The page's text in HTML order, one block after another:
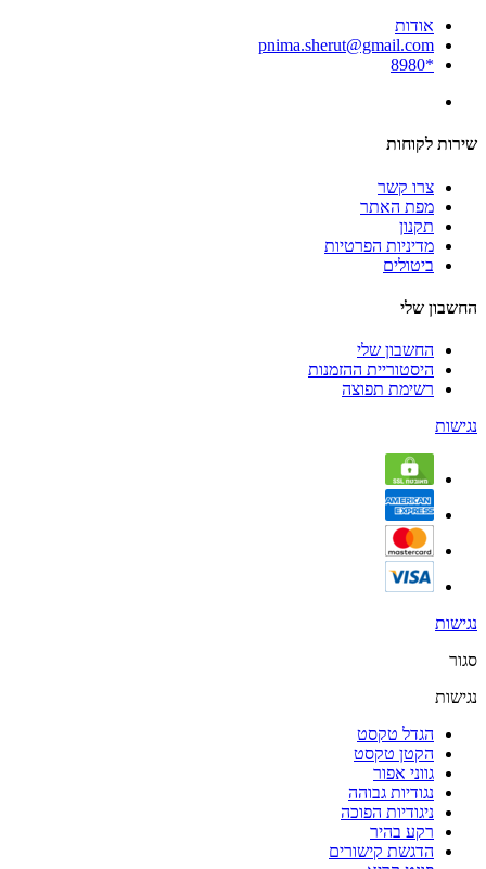
אודות
pnima.sherut@gmail.com
*8980
שירות לקוחות
צרו קשר
מפת האתר
תקנון
מדיניות הפרטיות
ביטולים
החשבון שלי
החשבון שלי
היסטוריית ההזמנות
רשימת תפוצה
נגישות
נגישות
סגור
נגישות
הגדל טקסט
הקטן טקסט
גווני אפור
נגודיות גבוהה
ניגודיות הפוכה
רקע בהיר
הדגשת קישורים